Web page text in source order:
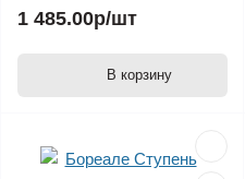
1 485.00р/шт
В корзину